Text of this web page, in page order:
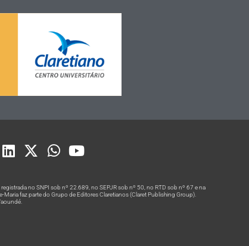
no SNPI sob nº 22.689, no SEPJR sob nº 50, no RTD sob nº 67 e na
faz parte do Grupo de Editores Claretianos (Claret Publishing Group).